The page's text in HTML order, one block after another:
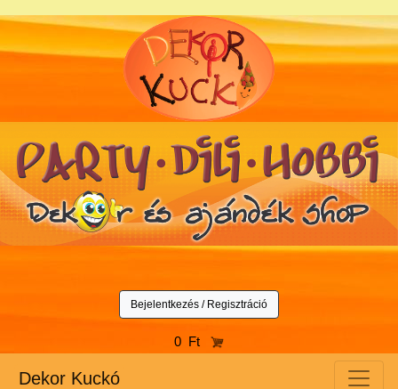
Bejelentkezés / Regisztráció
0 Ft
Dekor Kuckó